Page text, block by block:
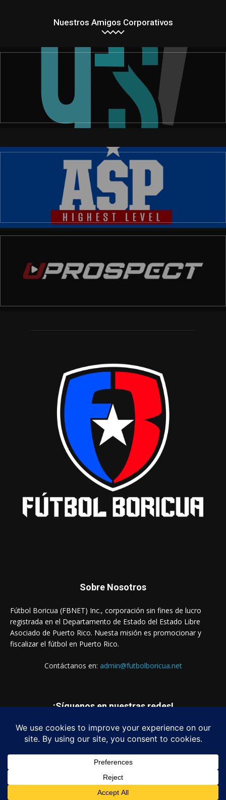
Nuestros Amigos Corporativos
Sobre Nosotros
Fútbol Boricua (FBNET) Inc., corporación sin fines de lucro
registrada en el Departamento de Estado del Estado Libre
Asociado de Puerto Rico. Nuesta misión es promocionar y
fiscalizar el fútbol en Puerto Rico.
Contáctanos en: admin@futbolboricua.net
¡Síguenos en nuestras redes!
© Copyright 2023 - Fútbol Boricua (FBNET) Inc.